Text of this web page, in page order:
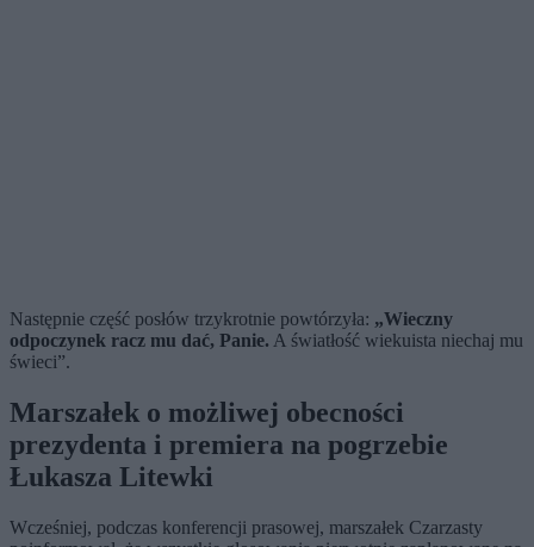
Następnie część posłów trzykrotnie powtórzyła: „Wieczny
odpoczynek racz mu dać, Panie. A światłość wiekuista niechaj mu
świeci”.
Marszałek o możliwej obecności
prezydenta i premiera na pogrzebie
Łukasza Litewki
Wcześniej, podczas konferencji prasowej, marszałek Czarzasty